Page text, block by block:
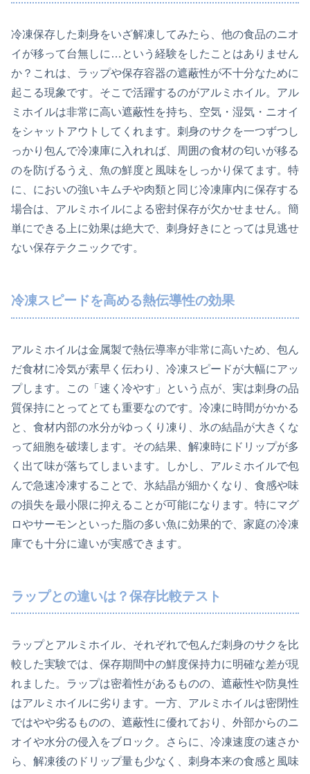
冷凍保存した刺身をいざ解凍してみたら、他の食品のニオ
イが移って台無しに…という経験をしたことはありません
か？これは、ラップや保存容器の遮蔽性が不十分なために
起こる現象です。そこで活躍するのがアルミホイル。アル
ミホイルは非常に高い遮蔽性を持ち、空気・湿気・ニオイ
をシャットアウトしてくれます。刺身のサクを一つずつし
っかり包んで冷凍庫に入れれば、周囲の食材の匂いが移る
のを防げるうえ、魚の鮮度と風味をしっかり保てます。特
に、においの強いキムチや肉類と同じ冷凍庫内に保存する
場合は、アルミホイルによる密封保存が欠かせません。簡
単にできる上に効果は絶大で、刺身好きにとっては見逃せ
ない保存テクニックです。
冷凍スピードを高める熱伝導性の効果
アルミホイルは金属製で熱伝導率が非常に高いため、包ん
だ食材に冷気が素早く伝わり、冷凍スピードが大幅にアッ
プします。この「速く冷やす」という点が、実は刺身の品
質保持にとってとても重要なのです。冷凍に時間がかかる
と、食材内部の水分がゆっくり凍り、氷の結晶が大きくな
って細胞を破壊します。その結果、解凍時にドリップが多
く出て味が落ちてしまいます。しかし、アルミホイルで包
んで急速冷凍することで、氷結晶が細かくなり、食感や味
の損失を最小限に抑えることが可能になります。特にマグ
ロやサーモンといった脂の多い魚に効果的で、家庭の冷凍
庫でも十分に違いが実感できます。
ラップとの違いは？保存比較テスト
ラップとアルミホイル、それぞれで包んだ刺身のサクを比
較した実験では、保存期間中の鮮度保持力に明確な差が現
れました。ラップは密着性があるものの、遮蔽性や防臭性
はアルミホイルに劣ります。一方、アルミホイルは密閉性
ではやや劣るものの、遮蔽性に優れており、外部からのニ
オイや水分の侵入をブロック。さらに、冷凍速度の速さか
ら、解凍後のドリップ量も少なく、刺身本来の食感と風味